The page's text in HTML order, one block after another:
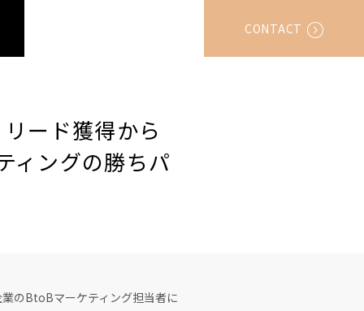
CONTACT
ード獲得から
ィングの勝ちパ
のBtoBマーケティング担当者に